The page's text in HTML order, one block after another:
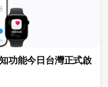
功能今日台灣正式啟